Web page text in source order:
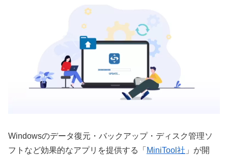
Windowsのデータ復元・バックアップ・ディスク管理ソ
フトなど効果的なアプリを提供する「 MiniTool社 」が開